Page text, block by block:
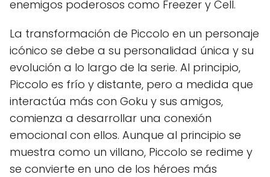
enemigos poderosos como Freezer y Cell.
La transformación de Piccolo en un personaje
icónico se debe a su personalidad única y su
evolución a lo largo de la serie. Al principio,
Piccolo es frío y distante, pero a medida que
interactúa más con Goku y sus amigos,
comienza a desarrollar una conexión
emocional con ellos. Aunque al principio se
muestra como un villano, Piccolo se redime y
se convierte en uno de los héroes más